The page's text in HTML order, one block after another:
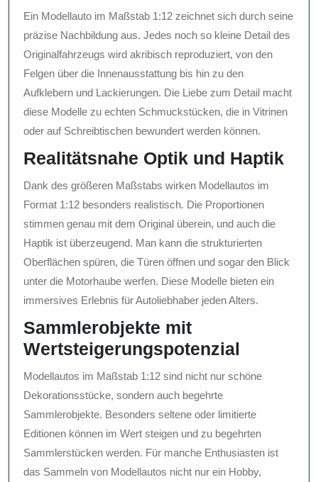
Ein Modellauto im Maßstab 1:12 zeichnet sich durch seine
präzise Nachbildung aus. Jedes noch so kleine Detail des
Originalfahrzeugs wird akribisch reproduziert, von den
Felgen über die Innenausstattung bis hin zu den
Aufklebern und Lackierungen. Die Liebe zum Detail macht
diese Modelle zu echten Schmuckstücken, die in Vitrinen
oder auf Schreibtischen bewundert werden können.
Realitätsnahe Optik und Haptik
Dank des größeren Maßstabs wirken Modellautos im
Format 1:12 besonders realistisch. Die Proportionen
stimmen genau mit dem Original überein, und auch die
Haptik ist überzeugend. Man kann die strukturierten
Oberflächen spüren, die Türen öffnen und sogar den Blick
unter die Motorhaube werfen. Diese Modelle bieten ein
immersives Erlebnis für Autoliebhaber jeden Alters.
Sammlerobjekte mit
Wertsteigerungspotenzial
Modellautos im Maßstab 1:12 sind nicht nur schöne
Dekorationsstücke, sondern auch begehrte
Sammlerobjekte. Besonders seltene oder limitierte
Editionen können im Wert steigen und zu begehrten
Sammlerstücken werden. Für manche Enthusiasten ist
das Sammeln von Modellautos nicht nur ein Hobby,